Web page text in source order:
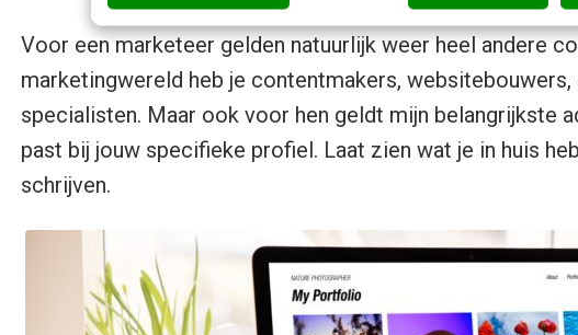
Voor een marketeer gelden natuurlijk weer heel andere
marketingwereld heb je contentmakers,
specialisten. Maar ook voor hen geldt mijn belangrijkste
past bij jouw specifieke profiel. Laat zien wat je in huis
schrijven.